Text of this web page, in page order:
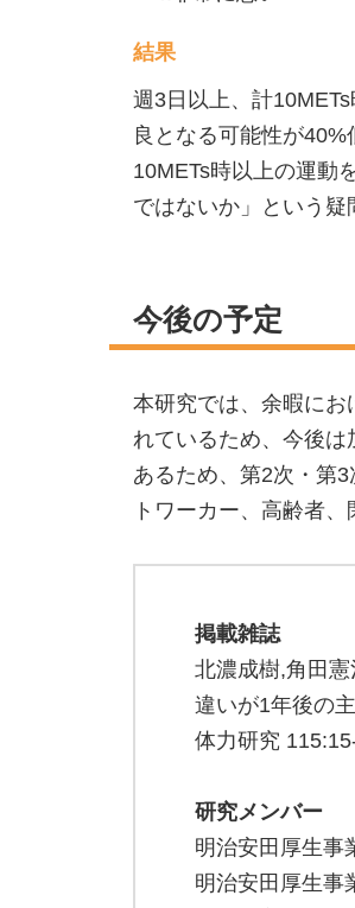
結果
週3日以上、計
良となる可能性が
10METs時以上の運動
ではないか」という疑
今後の予定
本研究では、余暇に
れているため、今後
あるため、第2次・第
トワーカー、高齢者
掲載雑誌
北濃成樹,角田
違いが1年後の
体力研究
研究メンバー
明治安田厚生
明治安田厚生